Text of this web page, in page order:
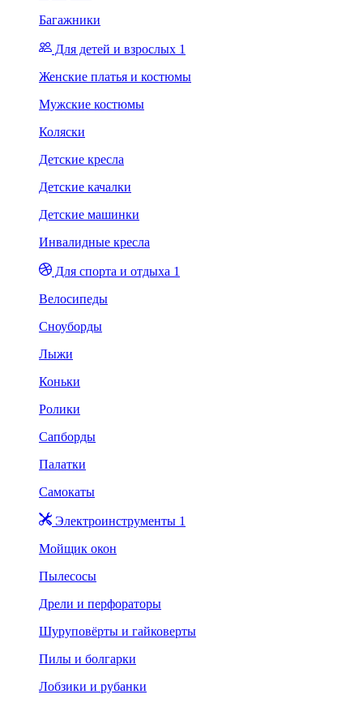
Багажники
Для детей и взрослых 1
Женские платья и костюмы
Мужские костюмы
Коляски
Детские кресла
Детские качалки
Детские машинки
Инвалидные кресла
Для спорта и отдыха 1
Велосипеды
Сноуборды
Лыжи
Коньки
Ролики
Сапборды
Палатки
Самокаты
Электроинструменты 1
Мойщик окон
Пылесосы
Дрели и перфораторы
Шуруповёрты и гайковерты
Пилы и болгарки
Лобзики и рубанки